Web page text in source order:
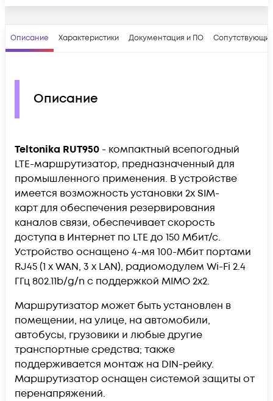
Описание Характеристики Документация и ПО
Описание
Teltonika RUT950 - компактный всепогодный
LTE-маршрутизатор, предназначенный для
промышленного применения. В устройстве
имеется возможность установки 2х SIM-
карт для обеспечения резервирования
каналов связи, обеспечивает скорость
доступа в Интернет по LTE до 150 Мбит/с.
Устройство оснащено 4-мя 100-Мбит портами
RJ45 (1 x WAN, 3 x LAN), радиомодулем Wi-Fi 2.4
ГГц 802.11b/g/n с поддержкой MIMO 2x2.
Маршрутизатор может быть установлен в
помещении, на улице, на автомобили,
автобусы, грузовики и любые другие
транспортные средства; также
поддерживается монтаж на DIN-рейку.
Маршрутизатор оснащен системой защиты от
перенапряжений.